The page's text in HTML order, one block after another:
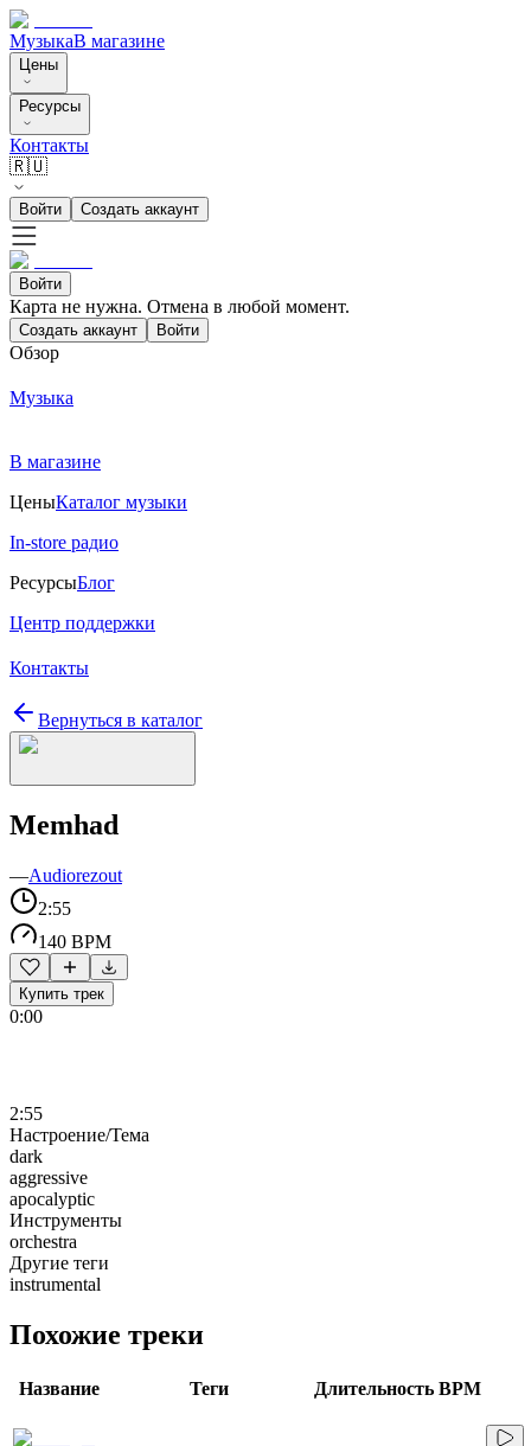
МузыкаВ магазине
Цены
Ресурсы
Контакты
🇷🇺
Войти Создать аккаунт
Войти
Карта не нужна. Отмена в любой момент.
Создать аккаунт Войти
Обзор
Музыка
В магазине
ЦеныКаталог музыки
In-store радио
РесурсыБлог
Центр поддержки
Контакты
Вернуться в каталог
Memhad
—Audiorezout
2:55
140 BPM
Купить трек
0:00
2:55
Настроение/Тема
dark
aggressive
apocalyptic
Инструменты
orchestra
Другие теги
instrumental
Похожие треки
Название Теги Длительность BPM